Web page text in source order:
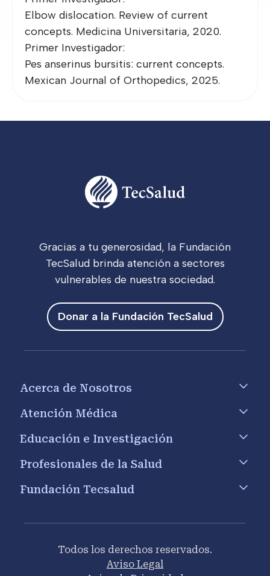
Elbow dislocation. Review of current
concepts. Medicina Universitaria, 2020.
Primer Investigador:
Pes anserinus bursitis: current concepts.
Mexican Journal of Orthopedics, 2025.
Gracias a tu generosidad, la Fundación
TecSalud brinda atención a sectores
vulnerables de nuestra sociedad.
Donar a la Fundación TecSalud
Acerca de Nosotros
Atención Médica
Educación e Investigación
Profesionales de la Salud
Fundación Tecsalud
Todos los derechos reservados.
Aviso Legal